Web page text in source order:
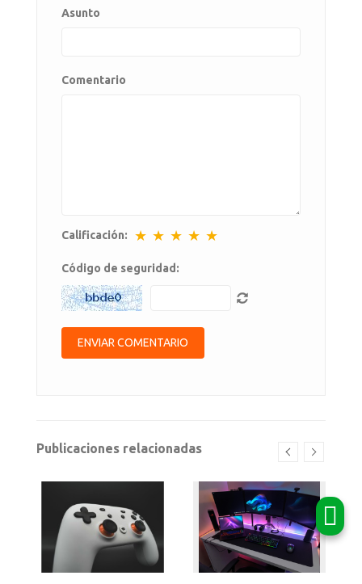
Asunto
Comentario
Calificación: ★ ★ ★ ★ ★
Código de seguridad:
Publicaciones relacionadas